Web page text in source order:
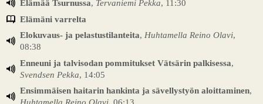
Elämää Tsurnussa, Tervaniemi Pekka, 11:30
Elämäni varrelta
Elokuvaus- ja pelastustilanteita, Huhtamella Reino Olavi,
08:38
Enneuni ja talvisodan pommitukset Vätsärin palkisessa,
Svendsen Pekka, 14:05
Ensimmäisen haitarin hankinta ja sävellystyön aloittaminen,